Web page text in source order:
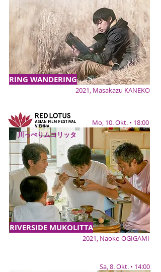
RING WANDERING
2021, Masakazu KANEKO
Kooperation Mo, 10. Okt. • 18:00
RIVERSIDE MUKOLITTA
川っぺりムコリッタ
2021, Naoko OGIGAMI
Sa, 8. Okt. • 14:00